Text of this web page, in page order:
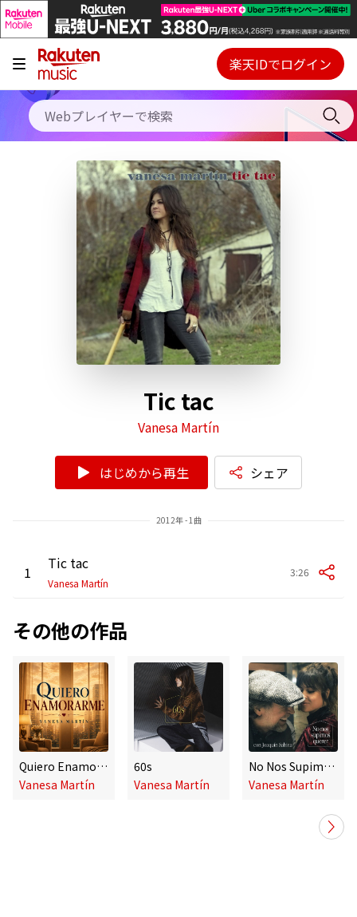
キャンペーン
料金プラン
使い方
初回30日間無料お試し
Webプレイヤー
ご契約内容の確認・変更
楽天IDでログイン
Tic tac
Vanesa Martín
はじめから再生 シェア
2012年 - 1曲
1 Tic tac
Vanesa Martín
3:26
その他の作品
Quiero Enamorarme
Vanesa Martín
60s
Vanesa Martín
No Nos Supimos Querer
Vanesa Martín